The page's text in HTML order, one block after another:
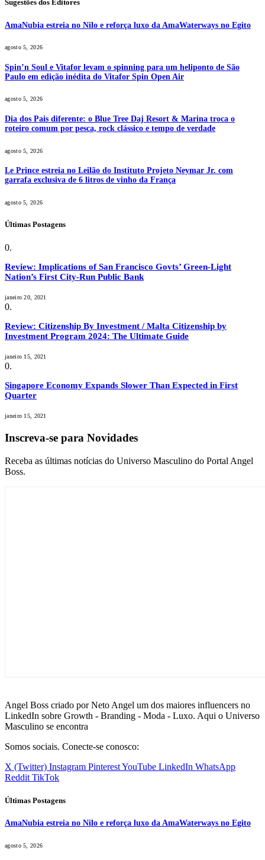
Sugestões dos Editores
AmaNubia estreia no Nilo e reforça luxo da AmaWaterways no Egito
agosto 5, 2026
Spin’n Soul e Vitafor levam o spinning para um heliponto de São
Paulo em edição inédita do Vitafor Spin Open Air
agosto 5, 2026
Dia dos Pais diferente: o Blue Tree Daj Resort & Marina troca o
roteiro comum por pesca, rock clássico e tempo de verdade
agosto 5, 2026
Le Prince estreia no Leilão do Instituto Projeto Neymar Jr. com
garrafa exclusiva de 6 litros de vinho da França
agosto 5, 2026
Últimas Postagens
Review: Implications of San Francisco Govts’ Green-Light
Nation’s First City-Run Public Bank
janeiro 20, 2021
Review: Citizenship By Investment / Malta Citizenship by
Investment Program 2024: The Ultimate Guide
janeiro 15, 2021
Singapore Economy Expands Slower Than Expected in First
Quarter
janeiro 15, 2021
Inscreva-se para Novidades
Receba as últimas notícias do Universo Masculino do Portal Angel
Boss.
Angel Boss criado por Neto Angel um dos maiores influencers no
LinkedIn sobre Growth - Branding - Moda - Luxo. Aqui o Universo
Masculino se encontra
Somos sociais. Conecte-se conosco:
X (Twitter) Instagram PinterestYouTube LinkedIn WhatsApp
Reddit TikTok
Últimas Postagens
AmaNubia estreia no Nilo e reforça luxo da AmaWaterways no Egito
agosto 5, 2026